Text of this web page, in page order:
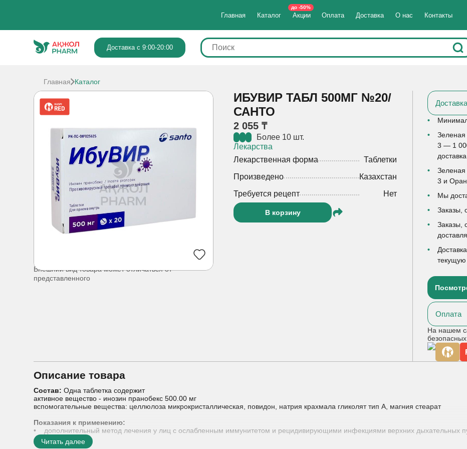
Главная Каталог Акции
до -50%
Оплата Доставка О нас Контакты
Доставка с 9:00-20:00
Главная Каталог
Внешний вид товара может отличаться от
представленного
ИБУВИР ТАБЛ 500МГ №20/
САНТО
2 055 ₸
Более 10 шт.
Лекарства
Лекарственная форма
Таблетки
Произведено
Казахстан
Требуется рецепт
Нет
В корзину
Доставка
3 — 1
3 и
Мы
Заказы,
Заказы,
текущую
Оплата
На нашем
Описание товара
Состав: Одна таблетка содержит
активное вещество - инозин пранобекс 500.00 мг
вспомогательные вещества: целлюлоза микрокристаллическая, повидон, натрия крахмала гликолят тип А, магния стеарат
Показания к применению:
• дополнительный метод лечения у лиц с ослабленным иммунитетом и рецидивирующими инфекциями верхних дыхательных
Способы применения:
Читать далее